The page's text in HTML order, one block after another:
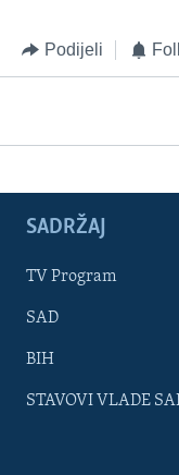
Podijeli
SADRŽAJ
TV Program
SAD
BIH
STAVOVI VLADE